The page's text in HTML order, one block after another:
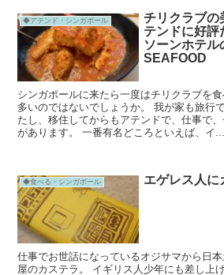
◆アテンド・シンガポール
チリクラブの
テンドに好評
ソーンホテ
SEAFOOD
シンガポールに来たら一度はチリクラブを
多いのではないでしょうか。 我が家も旅行
たし、移住してからもアテンドで、仕事で
があります。 一番有名どころといえば、イ...
◆食べる・シンガポール エゲレス人に
仕事でお世話になっているオジサマから日
屋のカステラ。 イギリス人少年にも差し上